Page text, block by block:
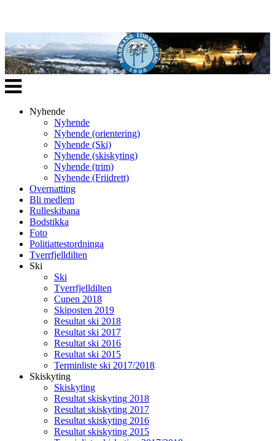
Veksle
navigasjon
Nyhende
Nyhende
Nyhende (orientering)
Nyhende (Ski)
Nyhende (skiskyting)
Nyhende (trim)
Nyhende (Friidrett)
Overnatting
Bli medlem
Rulleskibana
Bodstikka
Foto
Politiattestordninga
Tverrfjelldilten
Ski
Ski
Tverrfjelldilten
Cupen 2018
Skiposten 2019
Resultat ski 2018
Resultat ski 2017
Resultat ski 2016
Resultat ski 2015
Terminliste ski 2017/2018
Skiskyting
Skiskyting
Resultat skiskyting 2018
Resultat skiskyting 2017
Resultat skiskyting 2016
Resultat skiskyting 2015